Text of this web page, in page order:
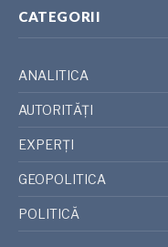
CATEGORII
ANALITICA
AUTORITĂȚI
EXPERȚI
GEOPOLITICA
POLITICĂ